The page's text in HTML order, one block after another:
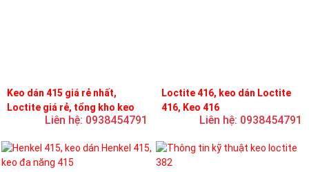
Keo dán 415 giá rẻ nhất,
Loctite giá rẻ, tổng kho keo
Liên hệ: 0938454791
Loctite 416, keo dán Loctite
416, Keo 416
Liên hệ: 0938454791